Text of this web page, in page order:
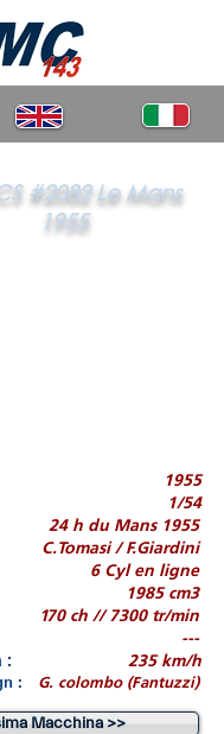
#2082 Le Mans
1955
1955
1/54
24 h du Mans 1955
C.Tomasi / F.Giardini
6 Cyl en ligne
1985 cm3
170 ch // 7300 tr/min
---
:
235 km/h
: G. colombo (Fantuzzi)
Macchina >>